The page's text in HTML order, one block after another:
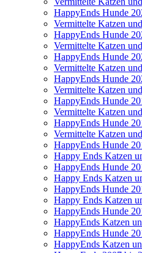
HappyEnds Hunde
Vermittelte Katzen
HappyEnds Hunde
Vermittelte Katzen
HappyEnds Hunde
Vermittelte Katzen
HappyEnds Hunde
Vermittelte Katzen
HappyEnds Hunde
Vermittelte Katzen
HappyEnds Hunde
Vermittelte Katzen
HappyEnds Hunde
Happy Ends Katzen
HappyEnds Hunde
Happy Ends Katzen
HappyEnds Hunde
Happy Ends Katzen
HappyEnds Hunde
HappyEnds Katzen
HappyEnds Hunde
HappyEnds Katzen